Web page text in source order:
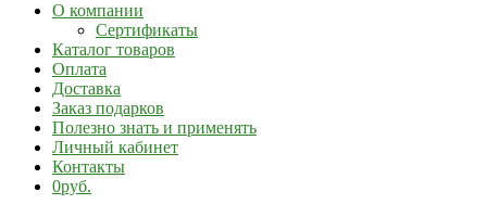
О компании
Сертификаты
Каталог товаров
Оплата
Доставка
Заказ подарков
Полезно знать и применять
Личный кабинет
Контакты
0руб.